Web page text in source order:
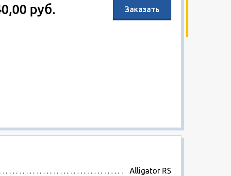
руб. Заказать
Alligator RS